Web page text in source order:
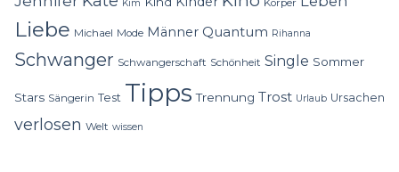
Kim Körper
Liebe Michael Mode Männer Quantum Rihanna
Schwanger Schwangerschaft Schönheit Single Sommer
Stars Sängerin Test Tipps Trennung Trost Urlaub Ursachen
verlosen Welt wissen